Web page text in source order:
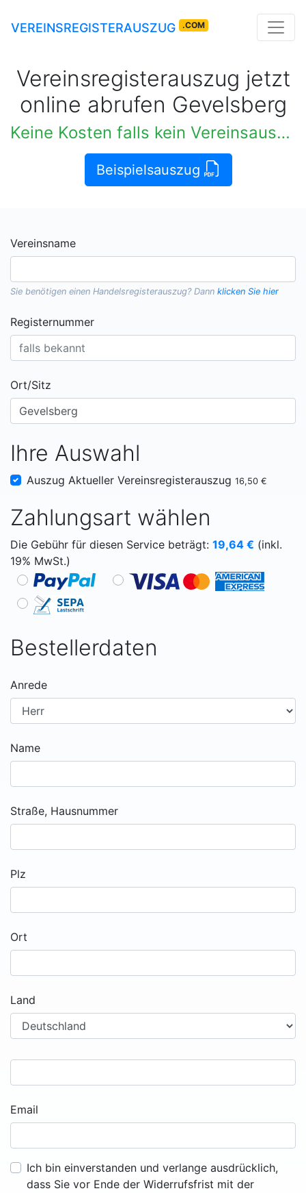
VEREINSREGISTERAUSZUG .COM
Vereinsregisterauszug jetzt
online abrufen Gevelsberg
Keine Kosten falls kein Vereinsauszug verfügbar
Beispielsauszug
Vereinsname
Sie benötigen einen Handelsregisterauszug? Dann klicken Sie hier
Registernummer
Ort/Sitz
Ihre Auswahl
Auszug Aktueller Vereinsregisterauszug 16,50 €
Zahlungsart wählen
Die Gebühr für diesen Service beträgt: 19,64 € (inkl.
19% MwSt.)
Bestellerdaten
Anrede
Name
Straße, Hausnummer
Plz
Ort
Land
Email
Ich bin einverstanden und verlange ausdrücklich,
dass Sie vor Ende der Widerrufsfrist mit der